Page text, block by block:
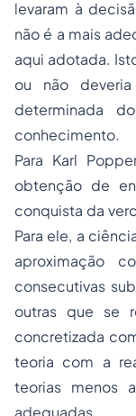
levaram à
não é a mais
aqui adotada.
ou não
determinada
conhecimento.
Para Karl
obtenção de
conquista da
Para ele, a
aproximação
consecutivas
outras que se
concretizada
teoria com a
teorias menos
adequadas.